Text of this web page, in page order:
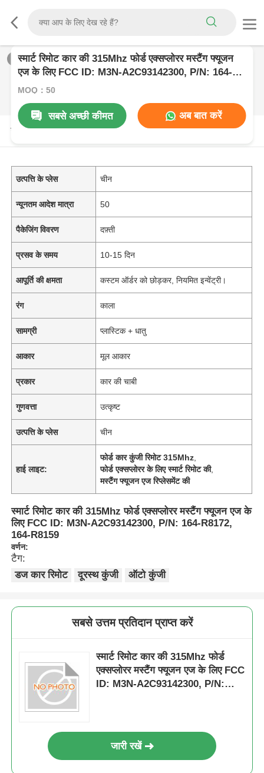
/0
स्मार्ट रिमोट कार की 315Mhz फोर्ड एक्सप्लोरर मस्टैंग फ्यूजन
एज के लिए FCC ID: M3N-A2C93142300, P/N: 164-
R8172, 164-R8159
MOQ：50
सबसे अच्छी कीमत
अब बात करें
उत्पाद विवरण
उत्पत्ति के प्लेस चीन
न्यूनतम आदेश मात्रा 50
पैकेजिंग विवरण दफ़्ती
प्रसव के समय 10-15 दिन
आपूर्ति की क्षमता कस्टम ऑर्डर को छोड़कर, नियमित इन्वेंट्री।
रंग काला
सामग्री प्लास्टिक + धातु
आकार मूल आकार
प्रकार कार की चाबी
गुणवत्ता उत्कृष्ट
उत्पत्ति के प्लेस चीन
हाई लाइट:
फोर्ड कार कुंजी रिमोट 315Mhz
फोर्ड एक्सप्लोरर के लिए स्मार्ट रिमोट की,
मस्टैंग फ्यूजन एज रिप्लेसमेंट की
स्मार्ट रिमोट कार की 315Mhz फोर्ड एक्सप्लोरर मस्टैंग फ्यूजन एज के
लिए FCC ID: M3N-A2C93142300, P/N: 164-R8172,
164-R8159
वर्णन:
टैग:
डज कार रिमोट
दूरस्थ कुंजी ऑटो कुंजी
सबसे उत्तम प्रतिदान प्राप्त करें
स्मार्ट रिमोट कार की 315Mhz फोर्ड
एक्सप्लोरर मस्टैंग फ्यूजन एज के लिए FCC
ID: M3N-A2C93142300, P/N:
जारी रखें